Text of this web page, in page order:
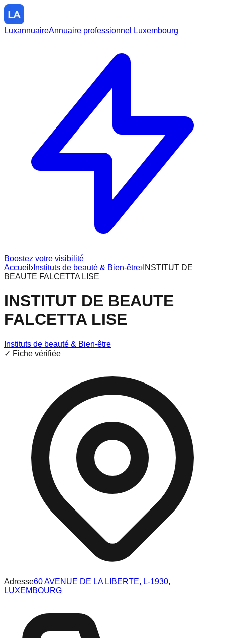
LuxannuaireAnnuaire professionnel Luxembourg
Boostez votre visibilité
Accueil › Instituts de beauté & Bien-être› INSTITUT DE
BEAUTE FALCETTA LISE
INSTITUT DE BEAUTE
FALCETTA LISE
Instituts de beauté & Bien-être
✓ Fiche vérifiée
Adresse60 AVENUE DE LA LIBERTE, L-1930,
LUXEMBOURG